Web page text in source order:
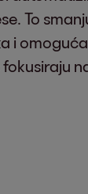
To
i